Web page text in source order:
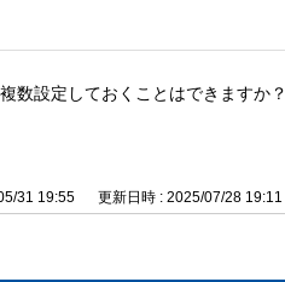
数設定しておくことはできますか？
31 19:55 更新日時 : 2025/07/28 19:11